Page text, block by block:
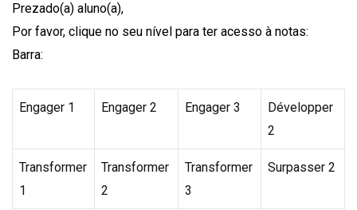
Prezado(a) aluno(a),
Por favor, clique no seu nível para ter acesso à notas:
Barra:
Engager 1 Engager 2 Engager 3
Développer
2
Transformer
1
Transformer
2
Transformer
3
Surpasser 2